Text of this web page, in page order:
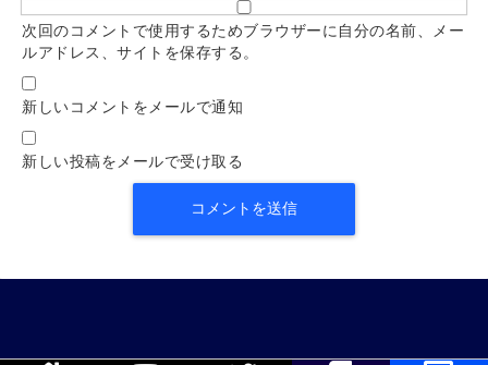
次回のコメントで使用するためブラウザーに自分の名前、メー
ルアドレス、サイトを保存する。
新しいコメントをメールで通知
新しい投稿をメールで受け取る